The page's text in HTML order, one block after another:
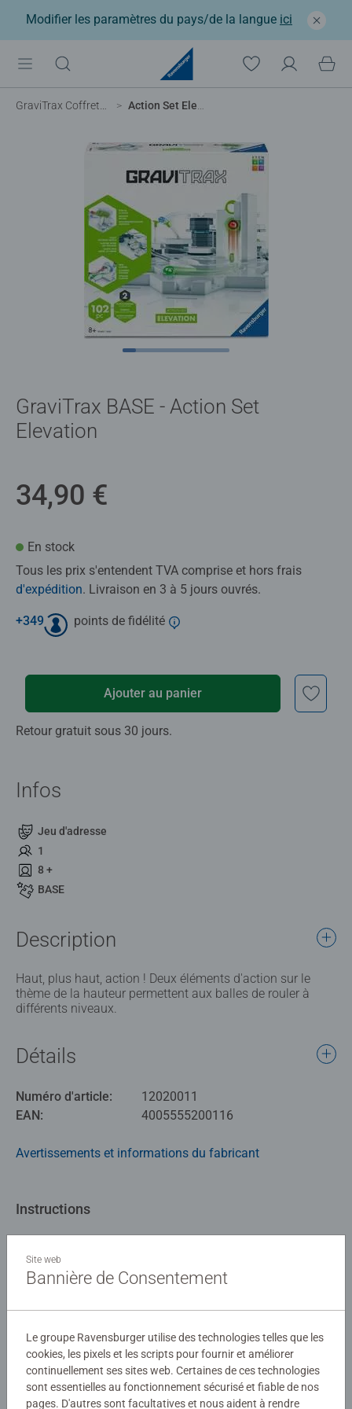
Modifier les paramètres du pays/de la langue ici
GraviTrax Coffrets de démarrage Action Set Elevation
GraviTrax BASE - Action Set
Elevation
34,90 €
En stock
Tous les prix s'entendent TVA comprise et hors frais
d'expédition. Livraison en 3 à 5 jours ouvrés.
+349 points de fidélité
Ajouter au panier
Retour gratuit sous 30 jours.
Infos
Jeu d'adresse
1
8 +
BASE
Description
Haut, plus haut, action ! Deux éléments d'action sur le
thème de la hauteur permettent aux balles de rouler à
différents niveaux.
Détails
Numéro d'article:
12020011
EAN:
4005555200116
Avertissements et informations du fabricant
Instructions
Aucune évaluation n'a encore été
soumise
0/0
Site web
Bannière de Consentement
Le groupe Ravensburger utilise des technologies telles que les
cookies, les pixels et les scripts pour fournir et améliorer
continuellement ses sites web. Certaines de ces technologies
sont essentielles au fonctionnement sécurisé et fiable de nos
pages. D'autres sont facultatives et nous aident à rendre